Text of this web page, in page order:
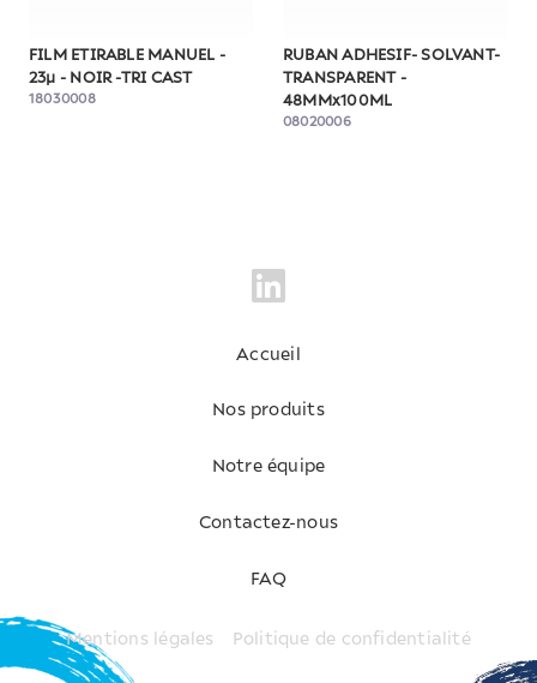
FILM ETIRABLE MANUEL -
23µ - NOIR -TRI CAST
18030008
RUBAN ADHESIF- SOLVANT-
TRANSPARENT -
48MMx100ML
08020006
Accueil
Nos produits
Notre équipe
Contactez-nous
FAQ
Mentions légales Politique de confidentialité